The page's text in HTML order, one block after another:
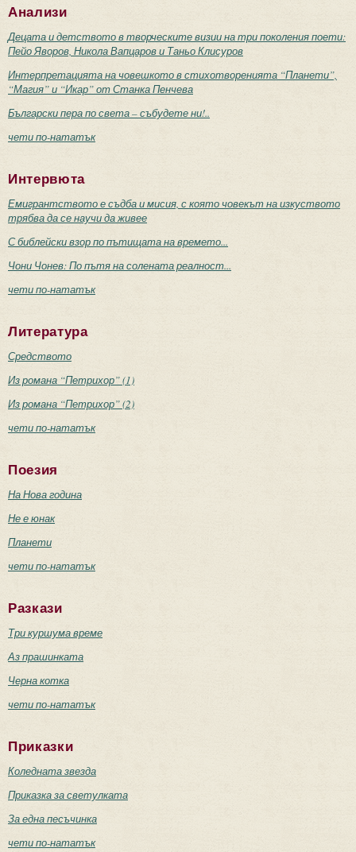
Анализи
Децата и детството в творческите визии на три поколения поети:
Пейо Яворов, Никола Вапцаров и Таньо Клисуров
Интерпретацията на човешкото в стихотворенията “Планети”,
“Магия” и “Икар” от Станка Пенчева
Български пера по света – събудете ни!..
чети по-нататък
Интервюта
Емигрантството е съдба и мисия, с която човекът на изкуството
трябва да се научи да живее
С библейски взор по пътищата на времето...
Чони Чонев: По пътя на солената реалност...
чети по-нататък
Литература
Средството
Из романа “Петрихор” (1)
Из романа “Петрихор” (2)
чети по-нататък
Поезия
На Нова година
Не е юнак
Планети
чети по-нататък
Разкази
Три куршума време
Аз прашинката
Черна котка
чети по-нататък
Приказки
Коледната звезда
Приказка за светулката
За една песъчинка
чети по-нататък